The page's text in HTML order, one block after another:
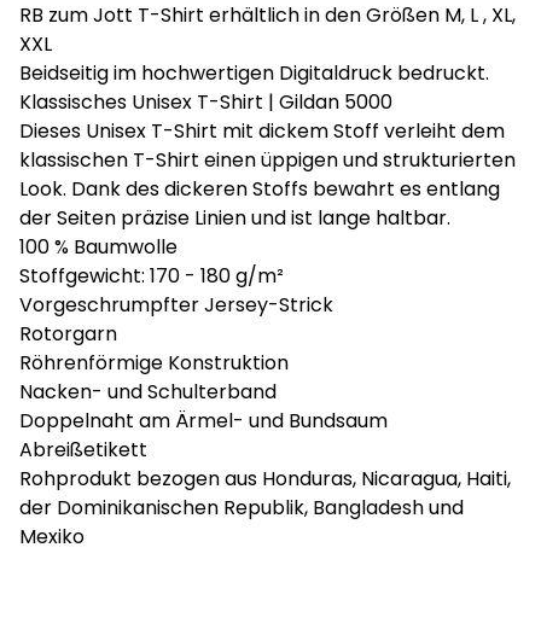
RB zum Jott T-Shirt erhältlich in den Größen M, L , XL,
XXL
Beidseitig im hochwertigen Digitaldruck bedruckt.
Klassisches Unisex T-Shirt | Gildan 5000
Dieses Unisex T-Shirt mit dickem Stoff verleiht dem
klassischen T-Shirt einen üppigen und strukturierten
Look. Dank des dickeren Stoffs bewahrt es entlang
der Seiten präzise Linien und ist lange haltbar.
100 % Baumwolle
Stoffgewicht: 170 - 180 g/m²
Vorgeschrumpfter Jersey-Strick
Rotorgarn
Röhrenförmige Konstruktion
Nacken- und Schulterband
Doppelnaht am Ärmel- und Bundsaum
Abreißetikett
Rohprodukt bezogen aus Honduras, Nicaragua, Haiti,
der Dominikanischen Republik, Bangladesh und
Mexiko